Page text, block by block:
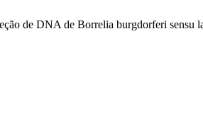
de DNA de Borrelia burgdorferi sensu